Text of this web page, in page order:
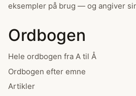
eksempler på brug — og angiver
Ordbogen
Hele ordbogen fra A til Å
Ordbogen efter emne
Artikler